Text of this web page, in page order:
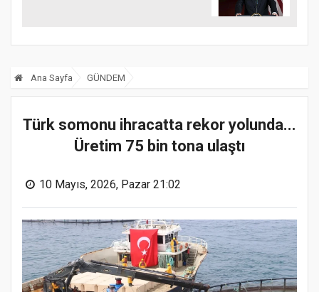
Ana Sayfa GÜNDEM
Türk somonu ihracatta rekor yolunda...
Üretim 75 bin tona ulaştı
10 Mayıs, 2026, Pazar 21:02